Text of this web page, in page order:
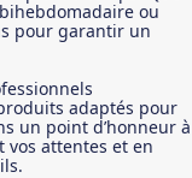
ou
pour garantir un
adaptés pour
un point d’honneur à
attentes et en